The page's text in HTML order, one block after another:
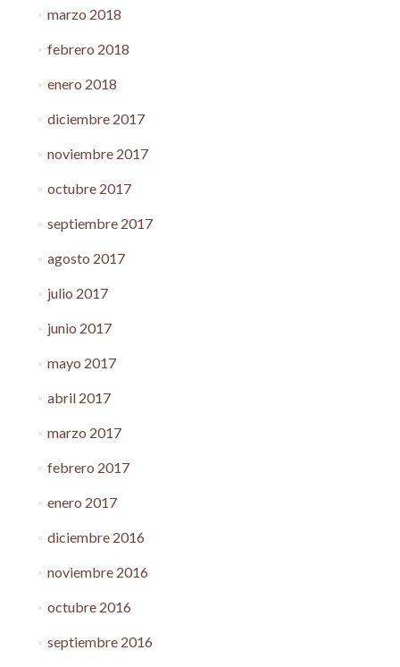
marzo 2018
febrero 2018
enero 2018
diciembre 2017
noviembre 2017
octubre 2017
septiembre 2017
agosto 2017
julio 2017
junio 2017
mayo 2017
abril 2017
marzo 2017
febrero 2017
enero 2017
diciembre 2016
noviembre 2016
octubre 2016
septiembre 2016